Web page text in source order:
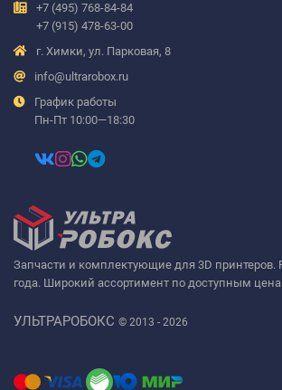
Запчасти и комплектующие для 3D принтеров.
года. Широкий ассортимент по доступным
УЛЬТРАРОБОКС © 2013 - 2026
+7 (495) 768-84-84
+7 (915) 478-63-00
г. Химки, ул. Парковая, 8
info@ultrarobox.ru
График работы
Пн-Пт 10:00—18:30